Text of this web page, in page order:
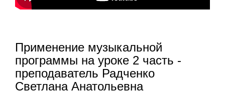
Применение музыкальной
программы на уроке 2 часть -
преподаватель Радченко
Светлана Анатольевна